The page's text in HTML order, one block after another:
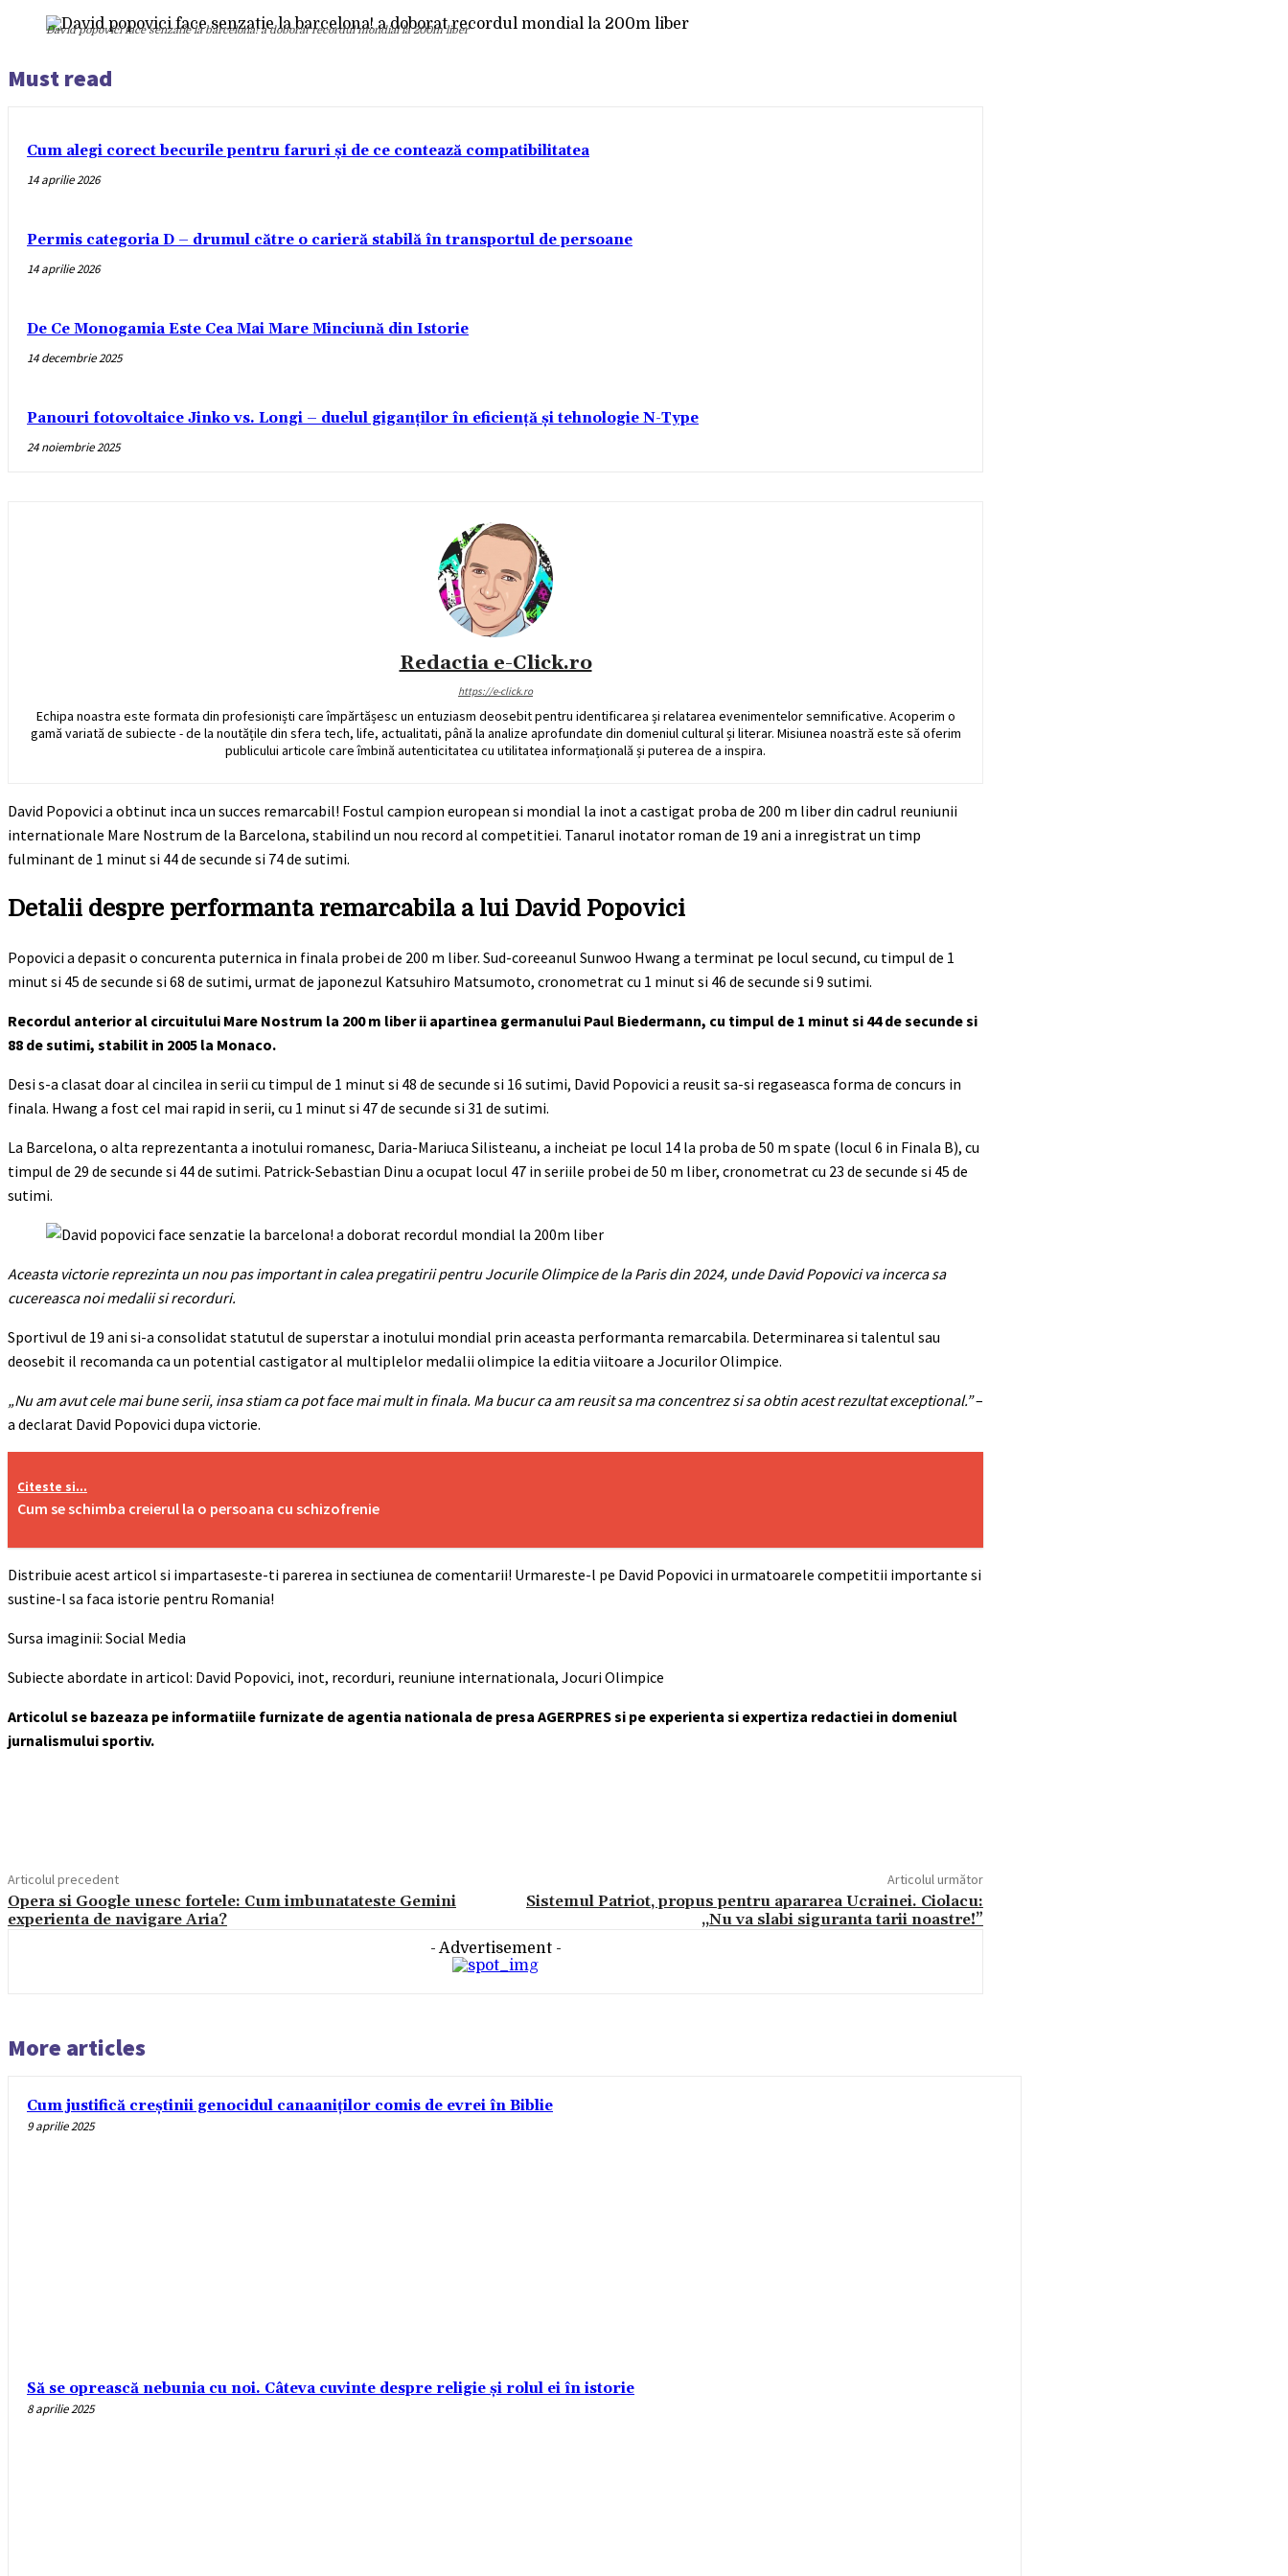
David popovici face senzatie la barcelona! a doborat recordul mondial la 200m liber
Must read
Cum alegi corect becurile pentru faruri și de ce contează compatibilitatea
14 aprilie 2026
Permis categoria D – drumul către o carieră stabilă în transportul de persoane
14 aprilie 2026
De Ce Monogamia Este Cea Mai Mare Minciună din Istorie
14 decembrie 2025
Panouri fotovoltaice Jinko vs. Longi – duelul giganților în eficiență și tehnologie N-Type
24 noiembrie 2025
Redactia e-Click.ro
https://e-click.ro
Echipa noastra este formata din profesioniști care împărtășesc un entuziasm deosebit pentru identificarea și relatarea evenimentelor semnificative. Acoperim o
gamă variată de subiecte - de la noutățile din sfera tech, life, actualitati, până la analize aprofundate din domeniul cultural și literar. Misiunea noastră este să oferim
publicului articole care îmbină autenticitatea cu utilitatea informațională și puterea de a inspira.
David Popovici a obtinut inca un succes remarcabil! Fostul campion european si mondial la inot a castigat proba de 200 m liber din cadrul reuniunii
internationale Mare Nostrum de la Barcelona, stabilind un nou record al competitiei. Tanarul inotator roman de 19 ani a inregistrat un timp
fulminant de 1 minut si 44 de secunde si 74 de sutimi.
Detalii despre performanta remarcabila a lui David Popovici
Popovici a depasit o concurenta puternica in finala probei de 200 m liber. Sud-coreeanul Sunwoo Hwang a terminat pe locul secund, cu timpul de 1
minut si 45 de secunde si 68 de sutimi, urmat de japonezul Katsuhiro Matsumoto, cronometrat cu 1 minut si 46 de secunde si 9 sutimi.
Recordul anterior al circuitului Mare Nostrum la 200 m liber ii apartinea germanului Paul Biedermann, cu timpul de 1 minut si 44 de secunde si
88 de sutimi, stabilit in 2005 la Monaco.
Desi s-a clasat doar al cincilea in serii cu timpul de 1 minut si 48 de secunde si 16 sutimi, David Popovici a reusit sa-si regaseasca forma de concurs in
finala. Hwang a fost cel mai rapid in serii, cu 1 minut si 47 de secunde si 31 de sutimi.
La Barcelona, o alta reprezentanta a inotului romanesc, Daria-Mariuca Silisteanu, a incheiat pe locul 14 la proba de 50 m spate (locul 6 in Finala B), cu
timpul de 29 de secunde si 44 de sutimi. Patrick-Sebastian Dinu a ocupat locul 47 in seriile probei de 50 m liber, cronometrat cu 23 de secunde si 45 de
sutimi.
Aceasta victorie reprezinta un nou pas important in calea pregatirii pentru Jocurile Olimpice de la Paris din 2024, unde David Popovici va incerca sa
cucereasca noi medalii si recorduri.
Sportivul de 19 ani si-a consolidat statutul de superstar a inotului mondial prin aceasta performanta remarcabila. Determinarea si talentul sau
deosebit il recomanda ca un potential castigator al multiplelor medalii olimpice la editia viitoare a Jocurilor Olimpice.
„Nu am avut cele mai bune serii, insa stiam ca pot face mai mult in finala. Ma bucur ca am reusit sa ma concentrez si sa obtin acest rezultat exceptional.”–
a declarat David Popovici dupa victorie.
Citeste si...
Cum se schimba creierul la o persoana cu schizofrenie
Distribuie acest articol si impartaseste-ti parerea in sectiunea de comentarii! Urmareste-l pe David Popovici in urmatoarele competitii importante si
sustine-l sa faca istorie pentru Romania!
Sursa imaginii: Social Media
Subiecte abordate in articol: David Popovici, inot, recorduri, reuniune internationala, Jocuri Olimpice
Articolul se bazeaza pe informatiile furnizate de agentia nationala de presa AGERPRES si pe experienta si expertiza redactiei in domeniul
jurnalismului sportiv.
Articolul precedent
Opera si Google unesc fortele: Cum imbunatateste Gemini
experienta de navigare Aria?
Articolul următor
Sistemul Patriot, propus pentru apararea Ucrainei. Ciolacu:
„Nu va slabi siguranta tarii noastre!”
- Advertisement -
More articles
Cum justifică creștinii genocidul canaaniților comis de evrei în Biblie
9 aprilie 2025
Să se oprească nebunia cu noi. Câteva cuvinte despre religie și rolul ei în istorie
8 aprilie 2025